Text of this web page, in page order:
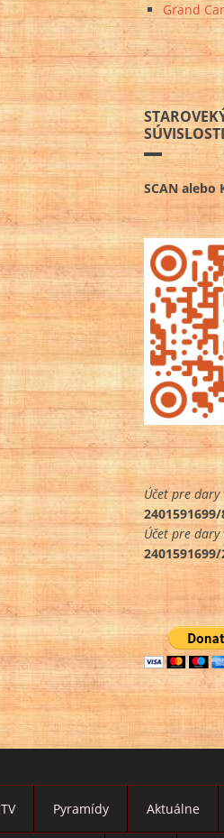
Grand
SCAN alebo
Účet pre dary
Účet pre dary
TV Pyramídy Aktuálne